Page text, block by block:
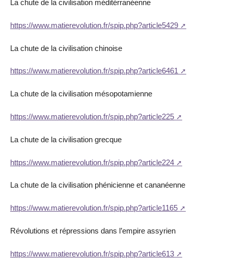
La chute de la civilisation méditérranéenne
https://www.matierevolution.fr/spip.php?article5429
La chute de la civilisation chinoise
https://www.matierevolution.fr/spip.php?article6461
La chute de la civilisation mésopotamienne
https://www.matierevolution.fr/spip.php?article225
La chute de la civilisation grecque
https://www.matierevolution.fr/spip.php?article224
La chute de la civilisation phénicienne et cananéenne
https://www.matierevolution.fr/spip.php?article1165
Révolutions et répressions dans l’empire assyrien
https://www.matierevolution.fr/spip.php?article613